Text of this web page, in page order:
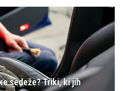
sedeže? Triki, ki jih